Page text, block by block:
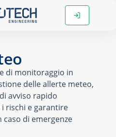
di monitoraggio in
delle allerte meteo,
avviso rapido
rischi e garantire
di emergenze